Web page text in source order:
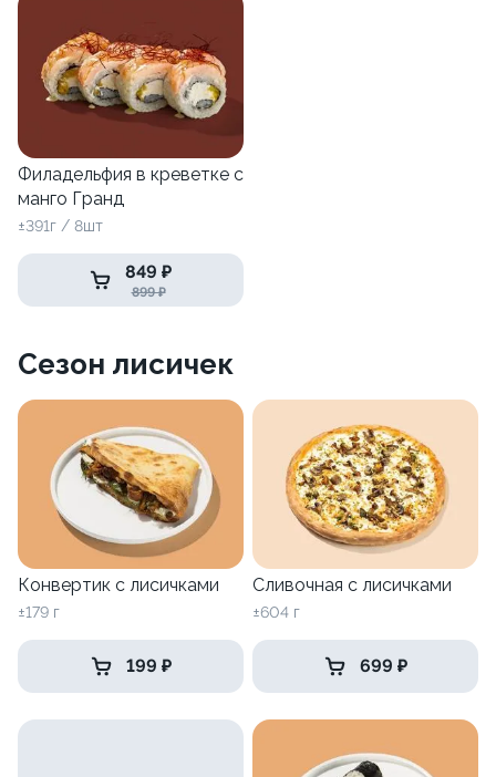
Филадельфия в креветке с
манго Гранд
±391г / 8шт
849 ₽
899 ₽
Сезон лисичек
Конвертик с лисичками
±179 г
199 ₽
Сливочная с лисичками
±604 г
699 ₽